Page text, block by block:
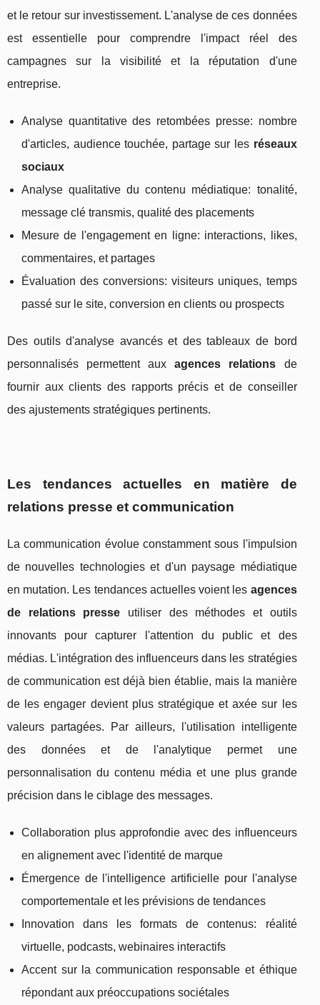
et le retour sur investissement. L'analyse de ces données
est essentielle pour comprendre l'impact réel des
campagnes sur la visibilité et la réputation d'une
entreprise.
Analyse quantitative des retombées presse: nombre
d'articles, audience touchée, partage sur les réseaux
sociaux
Analyse qualitative du contenu médiatique: tonalité,
message clé transmis, qualité des placements
Mesure de l'engagement en ligne: interactions, likes,
commentaires, et partages
Évaluation des conversions: visiteurs uniques, temps
passé sur le site, conversion en clients ou prospects
Des outils d'analyse avancés et des tableaux de bord
personnalisés permettent auxagences relations de
fournir aux clients des rapports précis et de conseiller
des ajustements stratégiques pertinents.
Les tendances actuelles en matière de
relations presse et communication
La communication évolue constamment sous l'impulsion
de nouvelles technologies et d'un paysage médiatique
en mutation. Les tendances actuelles voient les agences
de relations presse utiliser des méthodes et outils
innovants pour capturer l'attention du public et des
médias. L'intégration des influenceurs dans les stratégies
de communication est déjà bien établie, mais la manière
de les engager devient plus stratégique et axée sur les
valeurs partagées. Par ailleurs, l'utilisation intelligente
des données et de l'analytique permet une
personnalisation du contenu média et une plus grande
précision dans le ciblage des messages.
Collaboration plus approfondie avec des influenceurs
en alignement avec l'identité de marque
Émergence de l'intelligence artificielle pour l'analyse
comportementale et les prévisions de tendances
Innovation dans les formats de contenus: réalité
virtuelle, podcasts, webinaires interactifs
Accent sur la communication responsable et éthique
répondant aux préoccupations sociétales